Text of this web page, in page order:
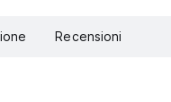
Recensioni